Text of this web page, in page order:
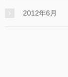
2012年6月